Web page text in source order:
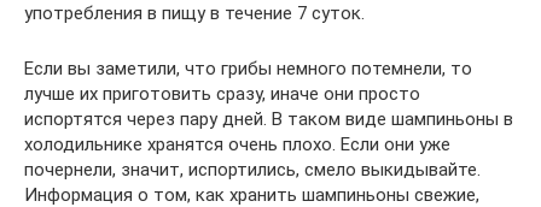
употребления в пищу в течение 7 суток.
Если вы заметили, что грибы немного потемнели, то
лучше их приготовить сразу, иначе они просто
испортятся через пару дней. В таком виде шампиньоны в
холодильнике хранятся очень плохо. Если они уже
почернели, значит, испортились, смело выкидывайте.
Информация о том, как хранить шампиньоны свежие,